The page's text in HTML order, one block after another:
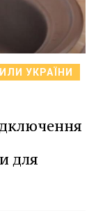
УКРАЇНИ
для